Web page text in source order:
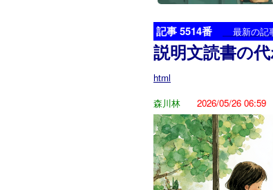
記事 5514番 最新の記
説明文読書の
html
森川林
2026/05/26 06:59